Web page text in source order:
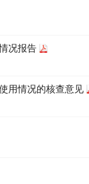
况报告
用情况的核查意见